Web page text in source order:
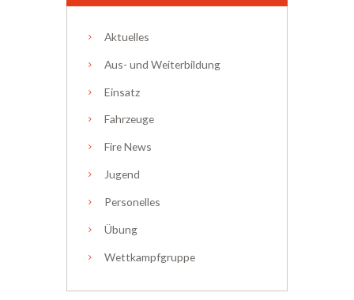
Aktuelles
Aus- und Weiterbildung
Einsatz
Fahrzeuge
Fire News
Jugend
Personelles
Übung
Wettkampfgruppe